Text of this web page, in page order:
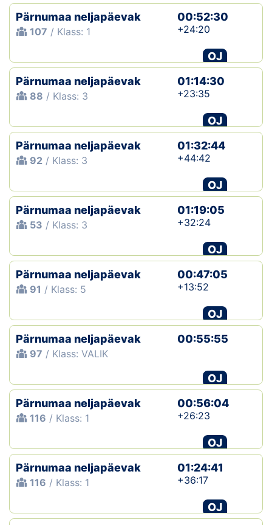
Pärnumaa neljapäevak
107 / Klass: 1
00:52:30
+24:20
OJ
Pärnumaa neljapäevak
88 / Klass: 3
01:14:30
+23:35
OJ
Pärnumaa neljapäevak
92 / Klass: 3
01:32:44
+44:42
OJ
Pärnumaa neljapäevak
53 / Klass: 3
01:19:05
+32:24
OJ
Pärnumaa neljapäevak
91 / Klass: 5
00:47:05
+13:52
OJ
Pärnumaa neljapäevak
97 / Klass: VALIK
00:55:55
OJ
Pärnumaa neljapäevak
116 / Klass: 1
00:56:04
+26:23
OJ
Pärnumaa neljapäevak
116 / Klass: 1
01:24:41
+36:17
OJ